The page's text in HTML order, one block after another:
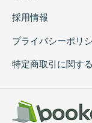
採用情報
プライバシーポリ
特定商取引に関す